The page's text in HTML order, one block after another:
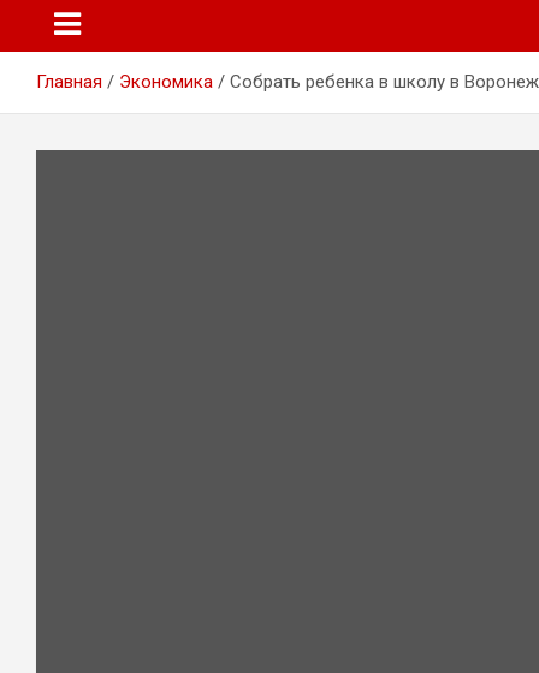
Главная Экономика Собрать ребенка в школу в